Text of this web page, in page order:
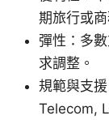
期旅行或商
彈性：多
求調整。
規範與支
Telecom,